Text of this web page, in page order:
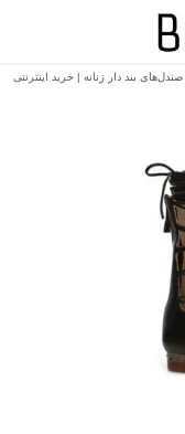
صندل‌های بند دار زنانه | خرید اینترنتی